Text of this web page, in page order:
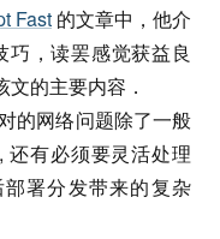
Fast 的文章中，他介
，读罢感觉获益良
文的主要内容．
的网络问题除了一般
还有必须要灵活处理
署分发带来的复杂